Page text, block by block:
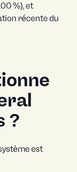
%), et
récente du
?
est